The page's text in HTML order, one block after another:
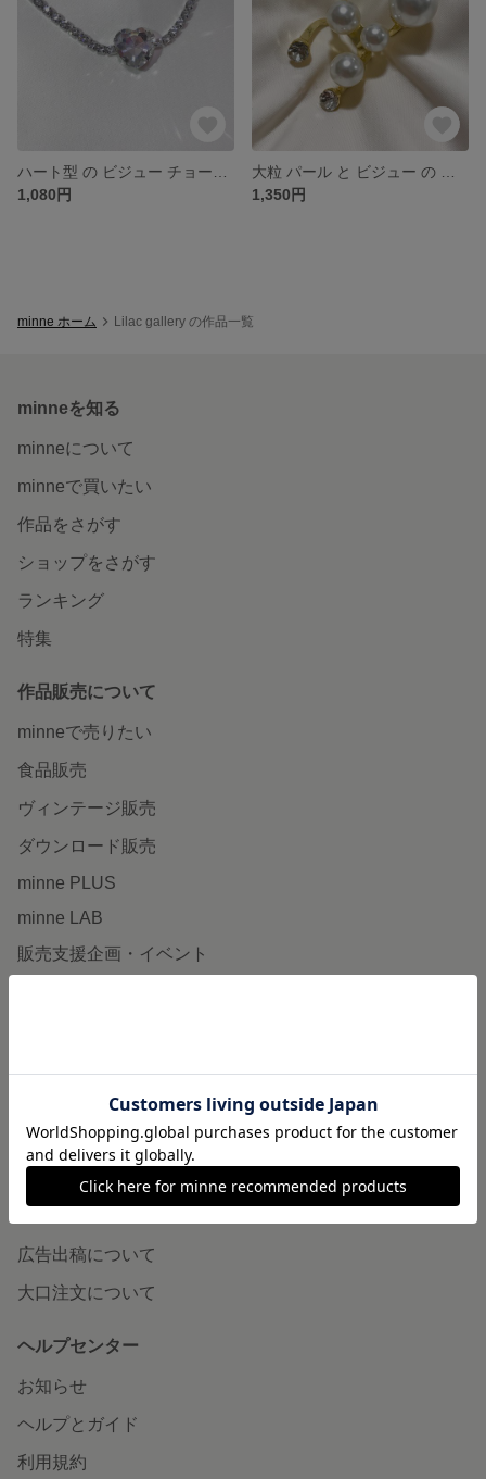
1,080円
1,350円
minne ホーム Lilac gallery の作品一覧
minneを知る
minneについて
minneで買いたい
作品をさがす
ショップをさがす
ランキング
特集
作品販売について
minneで売りたい
食品販売
ヴィンテージ販売
ダウンロード販売
minne PLUS
minne LAB
販売支援企画・イベント
ニュース
minneの本
広告出稿について
大口注文について
ヘルプセンター
お知らせ
ヘルプとガイド
利用規約